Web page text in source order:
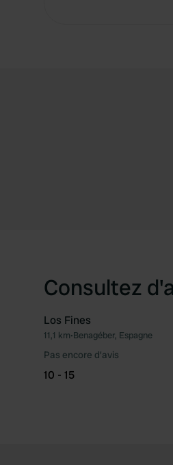
Consultez
Los Fines
11,1 km•Benagéber, Espagne
Pas encore d'avis
10 - 15